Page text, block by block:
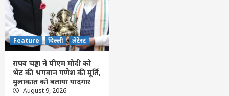
Feature दिल्ली लेटेस्ट
राघव चड्ढा ने पीएम मोदी को
भेंट की भगवान गणेश की मूर्ति,
मुलाकात को बताया यादगार
August 9, 2026